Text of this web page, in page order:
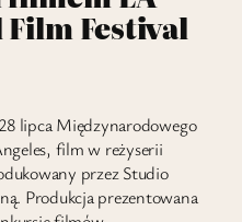
Festival
lipca Międzynarodowego
film w reżyserii
przez Studio
Produkcja prezentowana